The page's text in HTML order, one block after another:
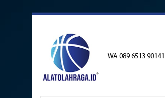
WA 089 6513 90141